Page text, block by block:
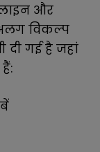
और
विकल्प
दी गई है जहां